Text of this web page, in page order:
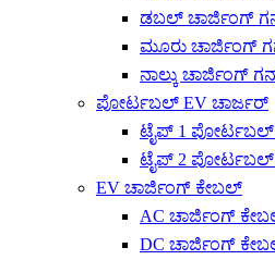
ಡಬಲ್ ಚಾರ್ಜಿಂಗ್
ಮೂರು ಚಾರ್ಜಿಂಗ್
ನಾಲ್ಕು ಚಾರ್ಜಿಂಗ್
ಪೋರ್ಟಬಲ್ EV ಚಾರ್ಜರ್
ಟೈಪ್ 1 ಪೋರ್ಟಬಲ್
ಟೈಪ್ 2 ಪೋರ್ಟಬಲ್
EV ಚಾರ್ಜಿಂಗ್ ಕೇಬಲ್
AC ಚಾರ್ಜಿಂಗ್
DC ಚಾರ್ಜಿಂಗ್